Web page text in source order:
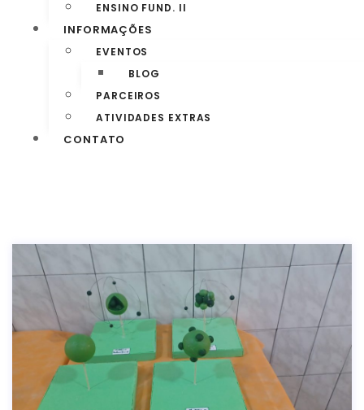
ENSINO FUND. II
INFORMAÇÕES
EVENTOS
BLOG
PARCEIROS
ATIVIDADES EXTRAS
CONTATO